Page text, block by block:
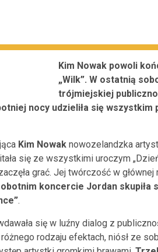
Kim Nowak powoli
„Wilk”. W ostatnią
trójmiejskiej
nocy udzieliła się wszystkim
Kim Nowak nowozelandzka
się ze wszystkimi uroczym
grać. Jej twórczość w
koncercie Jordan skupiła
.
się w luźny dialog z
rodzaju efektach, niósł ze